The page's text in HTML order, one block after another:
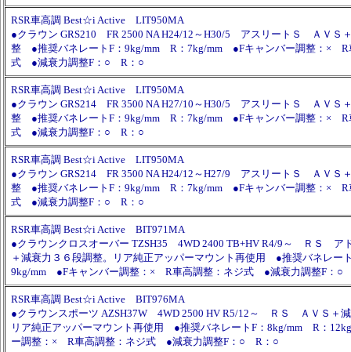
RSR車高調 Best☆i Active LIT950MA
●クラウン GRS210 FR 2500 NA H24/12～H30/5 アスリートＳ ＡＶＳ
整 ●推奨バネレートF：9kg/mm R：7kg/mm ●Fキャンバー調整：× R
式 ●減衰力調整F：○ R：○
RSR車高調 Best☆i Active LIT950MA
●クラウン GRS214 FR 3500 NA H27/10～H30/5 アスリートＳ ＡＶＳ
整 ●推奨バネレートF：9kg/mm R：7kg/mm ●Fキャンバー調整：× R
式 ●減衰力調整F：○ R：○
RSR車高調 Best☆i Active LIT950MA
●クラウン GRS214 FR 3500 NA H24/12～H27/9 アスリートＳ ＡＶＳ
整 ●推奨バネレートF：9kg/mm R：7kg/mm ●Fキャンバー調整：× R
式 ●減衰力調整F：○ R：○
RSR車高調 Best☆i Active BIT971MA
●クラウンクロスオーバー TZSH35 4WD 2400 TB+HV R4/9～ ＲＳ ア
＋減衰力３６段調整。リア純正アッパーマウント再使用 ●推奨バネレー
9kg/mm ●Fキャンバー調整：× R車高調整：ネジ式 ●減衰力調整F：○
RSR車高調 Best☆i Active BIT976MA
●クラウンスポーツ AZSH37W 4WD 2500 HV R5/12～ ＲＳ ＡＶＳ＋
リア純正アッパーマウント再使用 ●推奨バネレートF：8kg/mm R：
ー調整：× R車高調整：ネジ式 ●減衰力調整F：○ R：○